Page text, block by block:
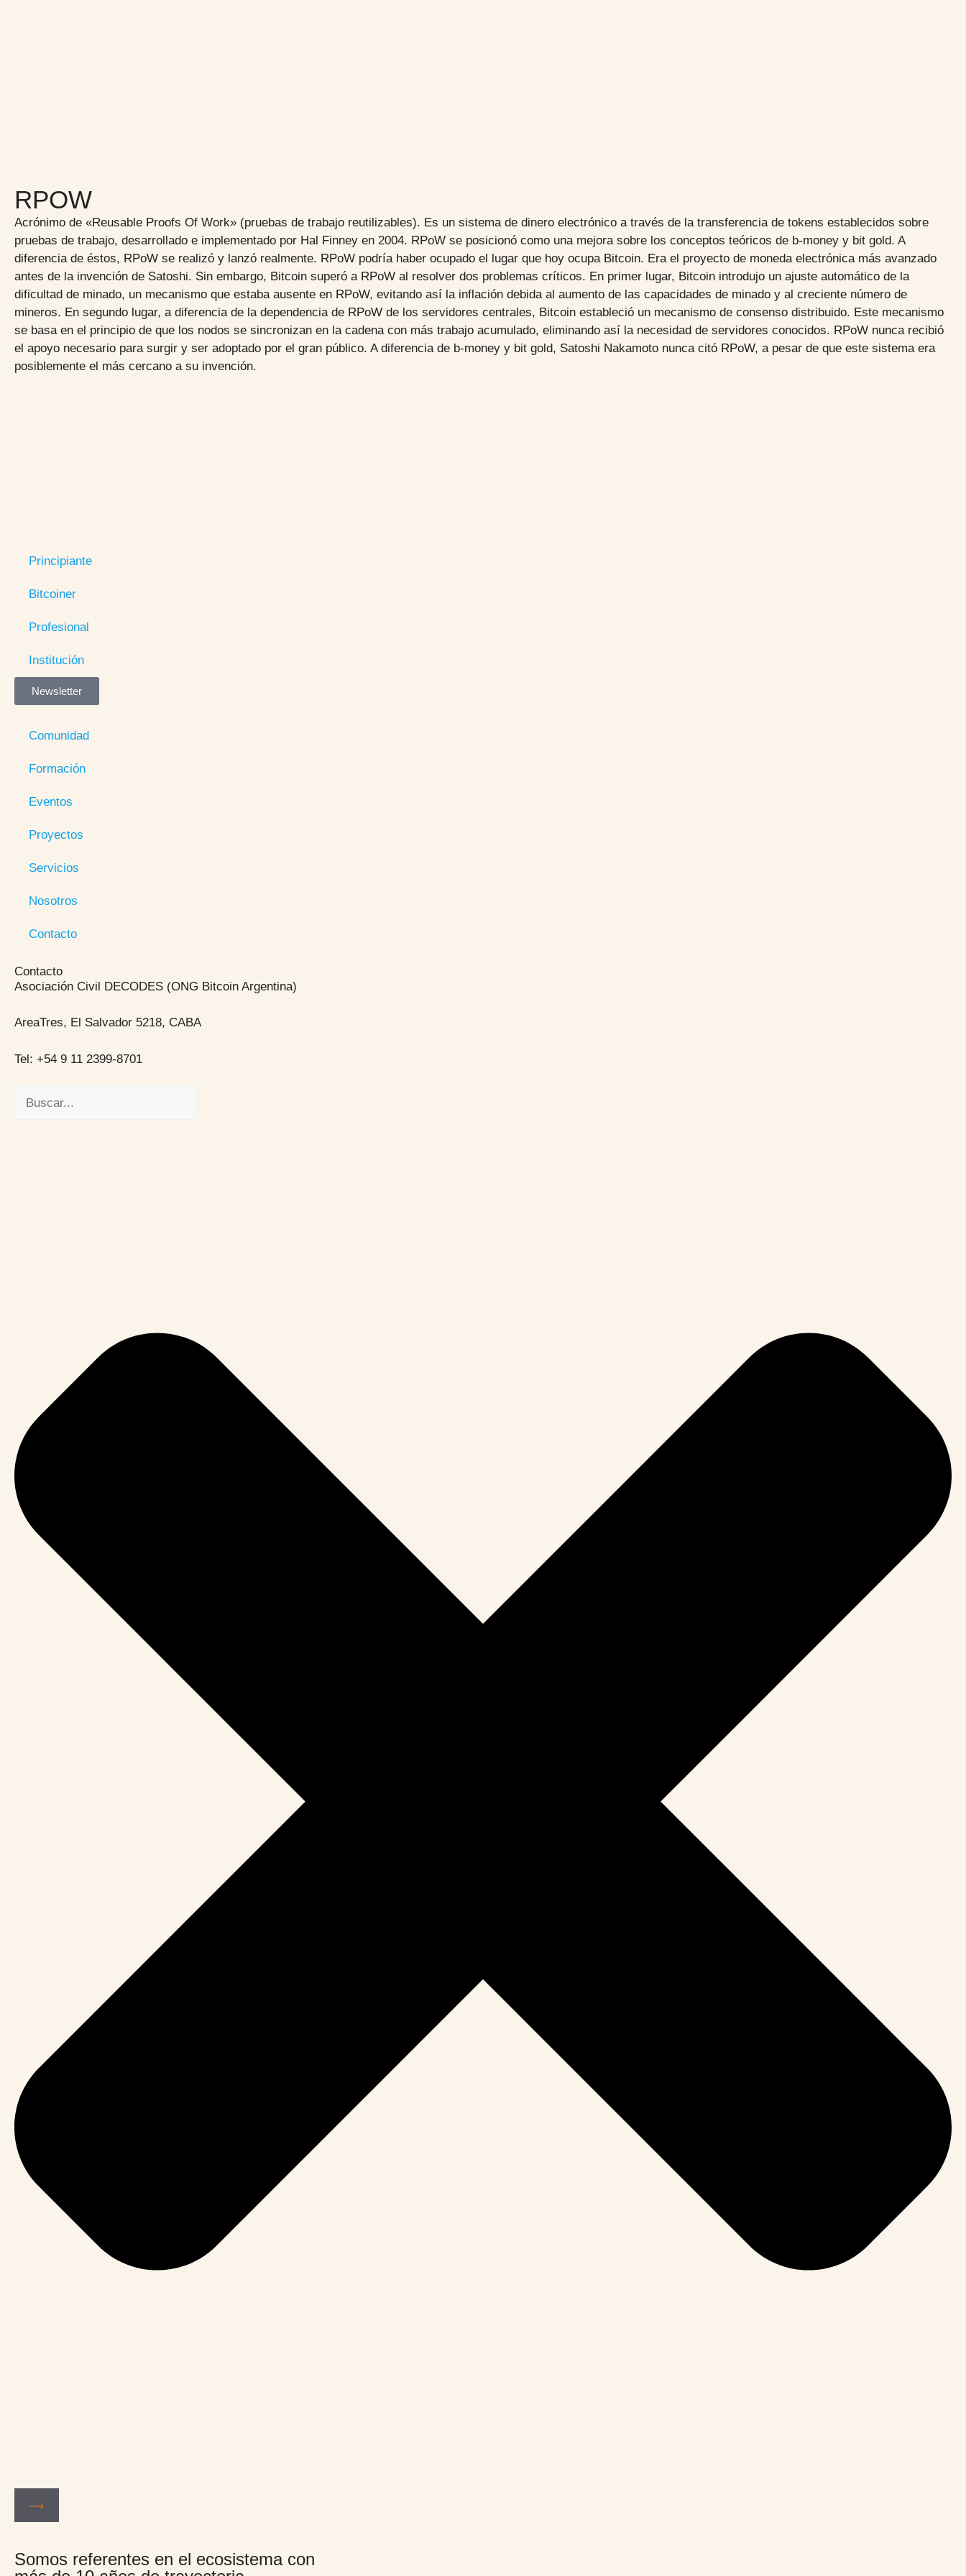
RPOW
Acrónimo de «Reusable Proofs Of Work» (pruebas de trabajo reutilizables). Es un sistema de dinero electrónico a través de la transferencia de tokens establecidos sobre
pruebas de trabajo, desarrollado e implementado por Hal Finney en 2004. RPoW se posicionó como una mejora sobre los conceptos teóricos de b-money y bit gold. A
diferencia de éstos, RPoW se realizó y lanzó realmente. RPoW podría haber ocupado el lugar que hoy ocupa Bitcoin. Era el proyecto de moneda electrónica más avanzado
antes de la invención de Satoshi. Sin embargo, Bitcoin superó a RPoW al resolver dos problemas críticos. En primer lugar, Bitcoin introdujo un ajuste automático de la
dificultad de minado, un mecanismo que estaba ausente en RPoW, evitando así la inflación debida al aumento de las capacidades de minado y al creciente número de
mineros. En segundo lugar, a diferencia de la dependencia de RPoW de los servidores centrales, Bitcoin estableció un mecanismo de consenso distribuido. Este mecanismo
se basa en el principio de que los nodos se sincronizan en la cadena con más trabajo acumulado, eliminando así la necesidad de servidores conocidos. RPoW nunca recibió
el apoyo necesario para surgir y ser adoptado por el gran público. A diferencia de b-money y bit gold, Satoshi Nakamoto nunca citó RPoW, a pesar de que este sistema era
posiblemente el más cercano a su invención.
Principiante
Bitcoiner
Profesional
Institución
Newsletter
Comunidad
Formación
Eventos
Proyectos
Servicios
Nosotros
Contacto
Contacto
Asociación Civil DECODES (ONG Bitcoin Argentina)
AreaTres, El Salvador 5218, CABA
Tel: +54 9 11 2399-8701
Somos referentes en el ecosistema con